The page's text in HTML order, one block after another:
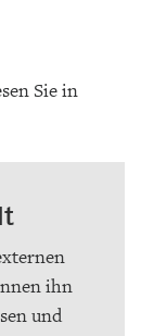
Sie in
ihn
und